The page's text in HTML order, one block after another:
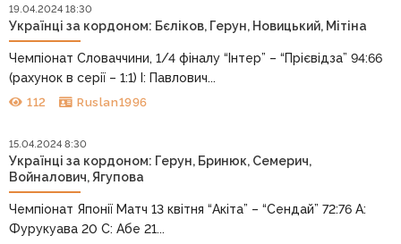
19.04.2024 18:30
Українці за кордоном: Бєліков, Герун, Новицький, Мітіна
Чемпіонат Словаччини, 1/4 фіналу “Інтер” – “Прієвідза” 94:66
(рахунок в серії – 1:1) І: Павлович...
112 Ruslan1996
15.04.2024 8:30
Українці за кордоном: Герун, Бринюк, Семерич,
Войналович, Ягупова
Чемпіонат Японії Матч 13 квітня “Акіта” – “Сендай” 72:76 А:
Фурукуава 20 С: Абе 21...